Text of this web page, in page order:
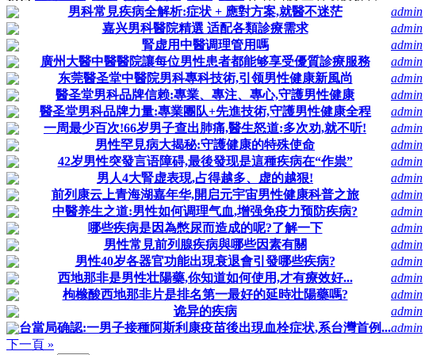
男科常見疾病全解析:症状 + 應對方案,就醫不迷茫
admin
嘉兴男科醫院精選 适配各類診療需求
admin
腎虚用中醫调理管用嗎
admin
廣州大醫中醫醫院讓每位男性患者都能够享受優質診療服務
admin
东莞醫圣堂中醫院男科專科技術,引领男性健康新風尚
admin
醫圣堂男科品牌信赖:專業、專注、專心,守護男性健康
admin
醫圣堂男科品牌力量:專業團队+先進技術,守護男性健康全程
admin
一周最少百次!66岁男子查出肺痛,醫生怒道:多次劝,就不听!
admin
男性罕見病大揭秘:守護健康的特殊使命
admin
42岁男性突發言语障碍,最後發现是這種疾病在“作祟”
admin
男人4大腎虚表現,占得越多、虚的越狠!
admin
前列康云上青海湖嘉年华,開启元宇宙男性健康科普之旅
admin
中醫养生之道:男性如何调理气血,增强免疫力预防疾病?
admin
哪些疾病是因為憋尿而造成的呢?了解一下
admin
男性常見前列腺疾病與哪些因素有關
admin
男性40岁各器官功能出現衰退會引發哪些疾病?
admin
西地那非是男性壮陽藥,你知道如何使用,才有療效好...
admin
枸橼酸西地那非片是排名第一最好的延時壮陽藥嗎?
admin
诡异的疾病
admin
台當局确認:一男子接種阿斯利康疫苗後出現血栓症状,系台灣首例...admin
下一頁 »